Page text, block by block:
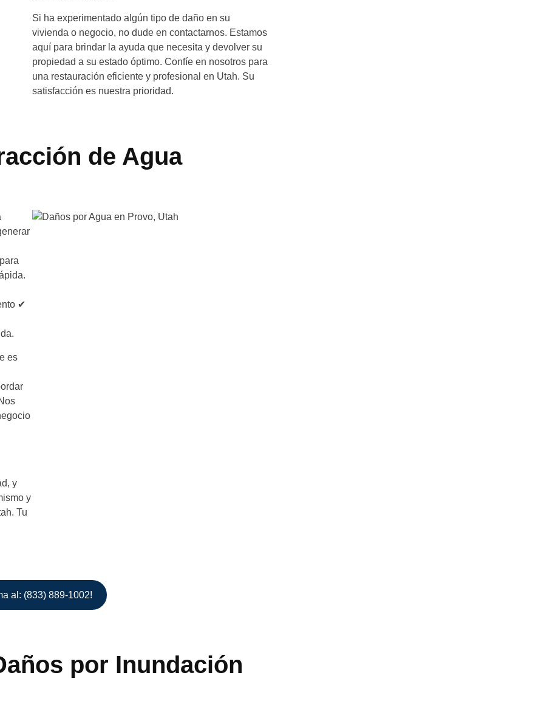
Si ha experimentado algún tipo de daño en su
vivienda o negocio, no dude en contactarnos. Estamos
aquí para brindar la ayuda que necesita y devolver su
propiedad a su estado óptimo. Confíe en nosotros para
una restauración eficiente y profesional en Utah. Su
satisfacción es nuestra prioridad.
de Agua
✔
es
y
y
Tu
al: (833) 889-1002!
por Inundación